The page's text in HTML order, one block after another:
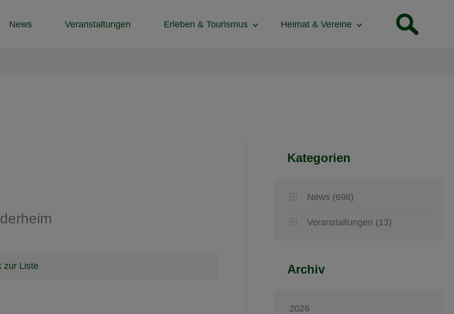
News
Veranstaltungen Erleben & Tourismus Heimat & Vereine
zur Liste
Kategorien
News (698)
Veranstaltungen (13)
Archiv
2026